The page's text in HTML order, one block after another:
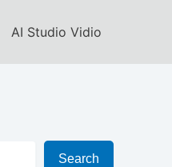
AI Studio Vidio
Search